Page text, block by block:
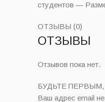
студентов —
ОТЗЫВЫ (0)
ОТЗЫВЫ
Отзывов пока нет.
БУДЬТЕ ПЕРВЫМ,
Ваш адрес email